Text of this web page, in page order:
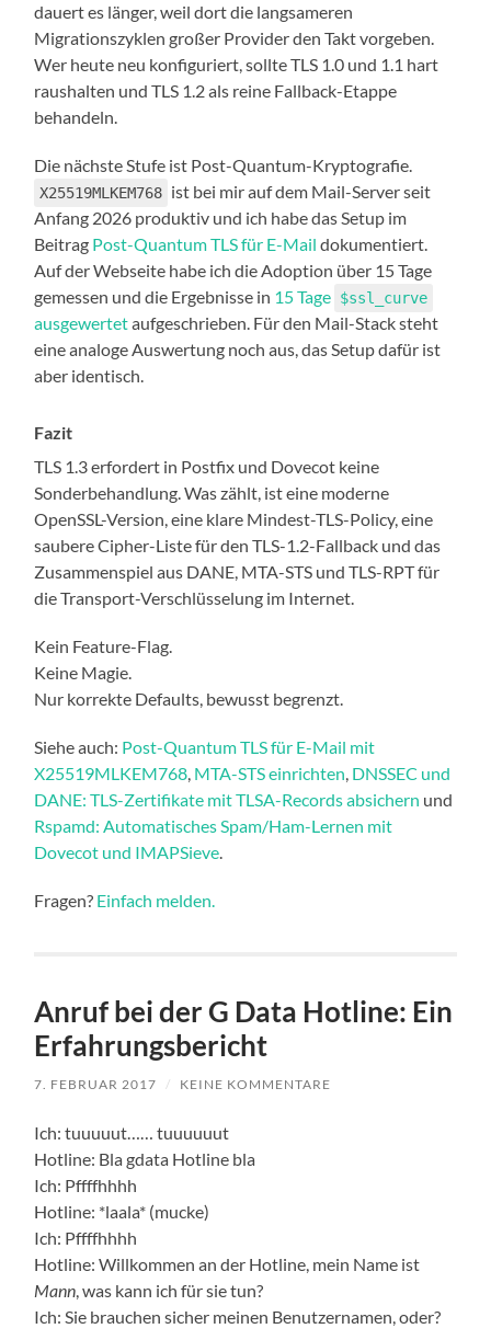
dauert es länger, weil dort die langsameren
Migrationszyklen großer Provider den Takt vorgeben.
Wer heute neu konfiguriert, sollte TLS 1.0 und 1.1 hart
raushalten und TLS 1.2 als reine Fallback-Etappe
behandeln.
Die nächste Stufe ist Post-Quantum-Kryptografie.
X25519MLKEM768 ist bei mir auf dem Mail-Server seit
Anfang 2026 produktiv und ich habe das Setup im
Beitrag Post-Quantum TLS für E-Mail dokumentiert.
Auf der Webseite habe ich die Adoption über 15 Tage
gemessen und die Ergebnisse in 15 Tage $ssl_curve
ausgewertetaufgeschrieben. Für den Mail-Stack steht
eine analoge Auswertung noch aus, das Setup dafür ist
aber identisch.
Fazit
TLS 1.3 erfordert in Postfix und Dovecot keine
Sonderbehandlung. Was zählt, ist eine moderne
OpenSSL-Version, eine klare Mindest-TLS-Policy, eine
saubere Cipher-Liste für den TLS-1.2-Fallback und das
Zusammenspiel aus DANE, MTA-STS und TLS-RPT für
die Transport-Verschlüsselung im Internet.
Kein Feature-Flag.
Keine Magie.
Nur korrekte Defaults, bewusst begrenzt.
Siehe auch: Post-Quantum TLS für E-Mail mit
X25519MLKEM768, MTA-STS einrichten, DNSSEC und
DANE: TLS-Zertifikate mit TLSA-Records absichern und
Rspamd: Automatisches Spam/Ham-Lernen mit
Dovecot und IMAPSieve.
Fragen? Einfach melden.
Anruf bei der G Data Hotline: Ein
Erfahrungsbericht
7. FEBRUAR 2017 / KEINE KOMMENTARE
Ich: tuuuuut…… tuuuuuut
Hotline: Bla gdata Hotline bla
Ich: Pffffhhhh
Hotline: *laala* (mucke)
Ich: Pffffhhhh
Hotline: Willkommen an der Hotline, mein Name ist
Mann, was kann ich für sie tun?
Ich: Sie brauchen sicher meinen Benutzernamen, oder?